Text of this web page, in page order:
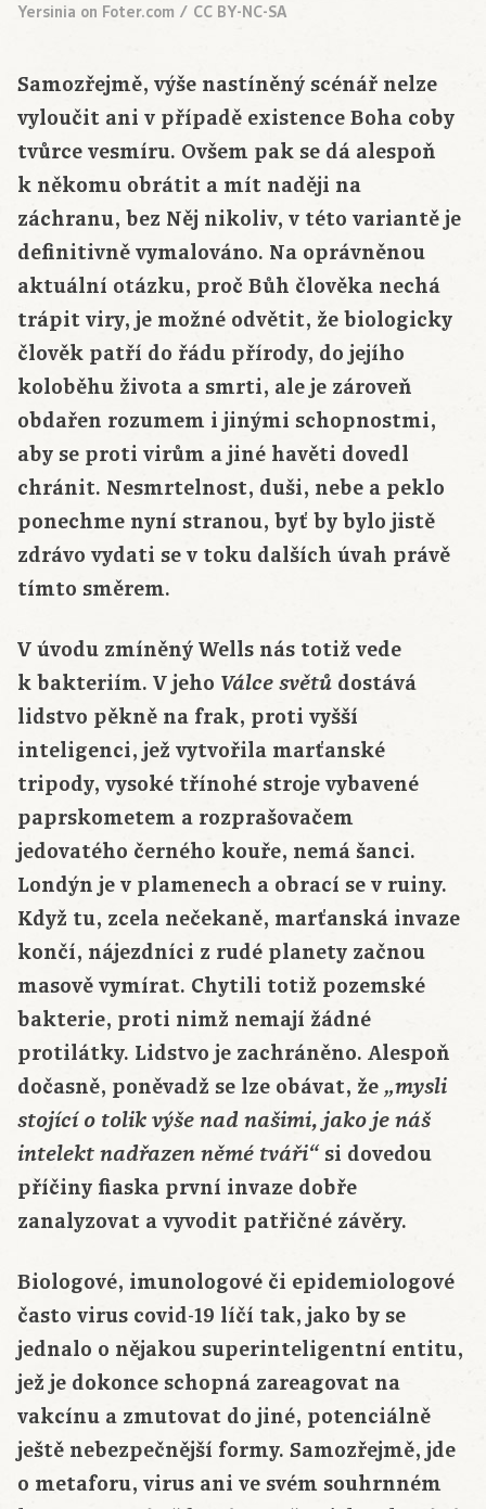
Yersinia on Foter.com / CC BY-NC-SA
Samozřejmě, výše nastíněný scénář nelze
vyloučit ani v případě existence Boha coby
tvůrce vesmíru. Ovšem pak se dá alespoň
k někomu obrátit a mít naději na
záchranu, bez Něj nikoliv, v této variantě je
definitivně vymalováno. Na oprávněnou
aktuální otázku, proč Bůh člověka nechá
trápit viry, je možné odvětit, že biologicky
člověk patří do řádu přírody, do jejího
koloběhu života a smrti, ale je zároveň
obdařen rozumem i jinými schopnostmi,
aby se proti virům a jiné havěti dovedl
chránit. Nesmrtelnost, duši, nebe a peklo
ponechme nyní stranou, byť by bylo jistě
zdrávo vydati se v toku dalších úvah právě
tímto směrem.
V úvodu zmíněný Wells nás totiž vede
k bakteriím. V jeho Válce světů dostává
lidstvo pěkně na frak, proti vyšší
inteligenci, jež vytvořila marťanské
tripody, vysoké třínohé stroje vybavené
paprskometem a rozprašovačem
jedovatého černého kouře, nemá šanci.
Londýn je v plamenech a obrací se v ruiny.
Když tu, zcela nečekaně, marťanská invaze
končí, nájezdníci z rudé planety začnou
masově vymírat. Chytili totiž pozemské
bakterie, proti nimž nemají žádné
protilátky. Lidstvo je zachráněno. Alespoň
dočasně, poněvadž se lze obávat, že „mysli
stojící o tolik výše nad našimi, jako je náš
intelekt nadřazen němé tváři“ si dovedou
příčiny fiaska první invaze dobře
zanalyzovat a vyvodit patřičné závěry.
Biologové, imunologové či epidemiologové
často virus covid-19 líčí tak, jako by se
jednalo o nějakou superinteligentní entitu,
jež je dokonce schopná zareagovat na
vakcínu a zmutovat do jiné, potenciálně
ještě nebezpečnější formy. Samozřejmě, jde
o metaforu, virus ani ve svém souhrnném